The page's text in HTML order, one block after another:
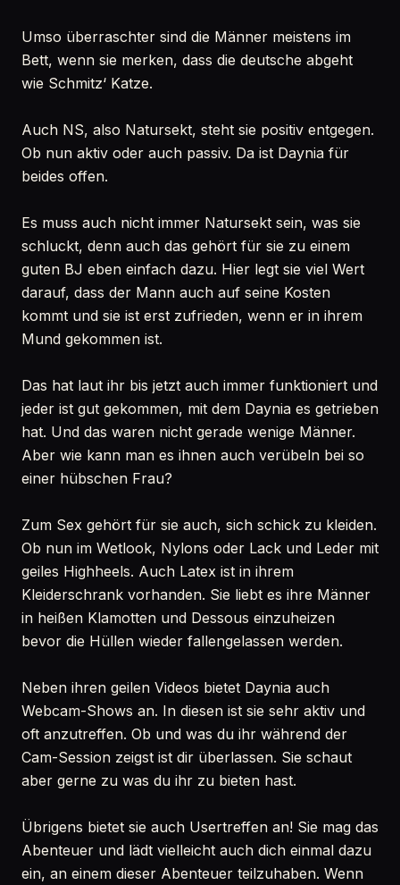
Umso überraschter sind die Männer meistens im
Bett, wenn sie merken, dass die deutsche abgeht
wie Schmitz‘ Katze.
Auch NS, also Natursekt, steht sie positiv entgegen.
Ob nun aktiv oder auch passiv. Da ist Daynia für
beides offen.
Es muss auch nicht immer Natursekt sein, was sie
schluckt, denn auch das gehört für sie zu einem
guten BJ eben einfach dazu. Hier legt sie viel Wert
darauf, dass der Mann auch auf seine Kosten
kommt und sie ist erst zufrieden, wenn er in ihrem
Mund gekommen ist.
Das hat laut ihr bis jetzt auch immer funktioniert und
jeder ist gut gekommen, mit dem Daynia es getrieben
hat. Und das waren nicht gerade wenige Männer.
Aber wie kann man es ihnen auch verübeln bei so
einer hübschen Frau?
Zum Sex gehört für sie auch, sich schick zu kleiden.
Ob nun im Wetlook, Nylons oder Lack und Leder mit
geiles Highheels. Auch Latex ist in ihrem
Kleiderschrank vorhanden. Sie liebt es ihre Männer
in heißen Klamotten und Dessous einzuheizen
bevor die Hüllen wieder fallengelassen werden.
Neben ihren geilen Videos bietet Daynia auch
Webcam-Shows an. In diesen ist sie sehr aktiv und
oft anzutreffen. Ob und was du ihr während der
Cam-Session zeigst ist dir überlassen. Sie schaut
aber gerne zu was du ihr zu bieten hast.
Übrigens bietet sie auch Usertreffen an! Sie mag das
Abenteuer und lädt vielleicht auch dich einmal dazu
ein, an einem dieser Abenteuer teilzuhaben. Wenn